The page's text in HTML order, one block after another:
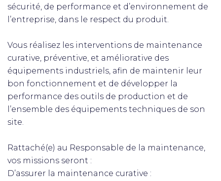
sécurité, de performance et d’environnement de
l’entreprise, dans le respect du produit.
Vous réalisez les interventions de maintenance
curative, préventive, et améliorative des
équipements industriels, afin de maintenir leur
bon fonctionnement et de développer la
performance des outils de production et de
l’ensemble des équipements techniques de son
site.
Rattaché(e) au Responsable de la maintenance,
vos missions seront :
D’assurer la maintenance curative :